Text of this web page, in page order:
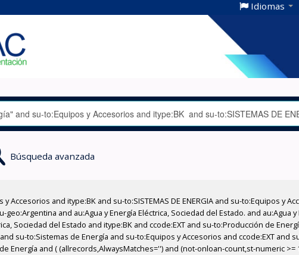
Idiomas
Búsqueda avanzada
and itype:BK and su-to:SISTEMAS DE ENERGIA and su-to:Equipos y
and au:Agua y Energía Eléctrica, Sociedad del Estado. and au:Agua y
Sociedad del Estado and itype:BK and ccode:EXT and su-to:Producción de
su-to:Sistemas de Energía and su-to:Equipos y Accesorios and ccode:EXT and
Energía and ( (allrecords,AlwaysMatches='') and (not-onloan-count,st-numeric >=